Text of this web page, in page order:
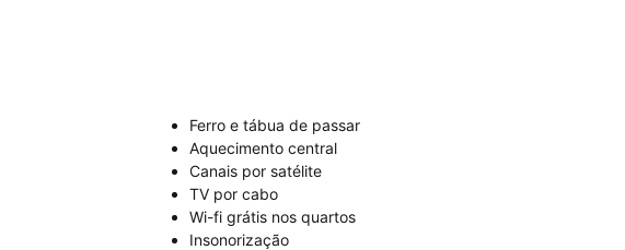
Ferro e tábua de passar
Aquecimento central
Canais por satélite
TV por cabo
Wi-fi grátis nos quartos
Insonorização